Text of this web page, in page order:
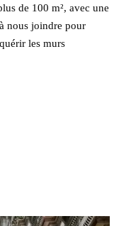
de 100 m², avec une
nous joindre pour
les murs